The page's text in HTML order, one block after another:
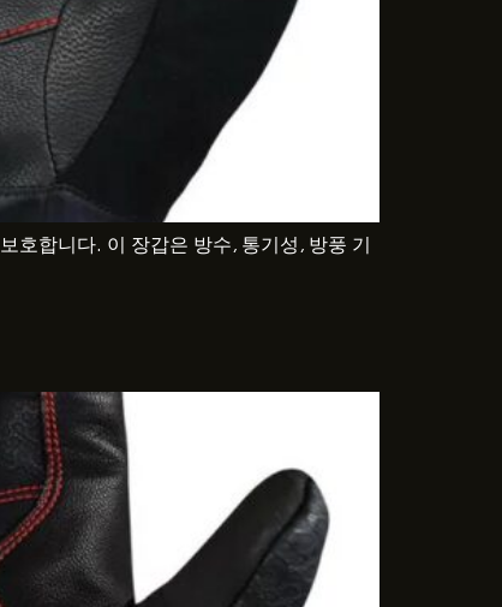
호합니다. 이 장갑은 방수, 통기성, 방풍 기